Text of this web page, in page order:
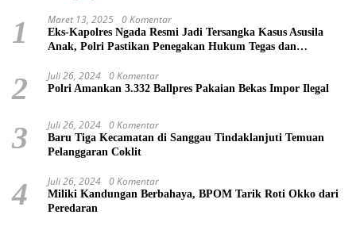
1 Maret 13, 2025 0 Komentar
Eks-Kapolres Ngada Resmi Jadi Tersangka Kasus Asusila
Anak, Polri Pastikan Penegakan Hukum Tegas dan
2 Juli 26, 2024 0 Komentar
Polri Amankan 3.332 Ballpres Pakaian Bekas Impor Ilegal
3 Juli 26, 2024 0 Komentar
Baru Tiga Kecamatan di Sanggau Tindaklanjuti Temuan
Pelanggaran Coklit
4 Juli 26, 2024 0 Komentar
Miliki Kandungan Berbahaya, BPOM Tarik Roti Okko dari
Peredaran